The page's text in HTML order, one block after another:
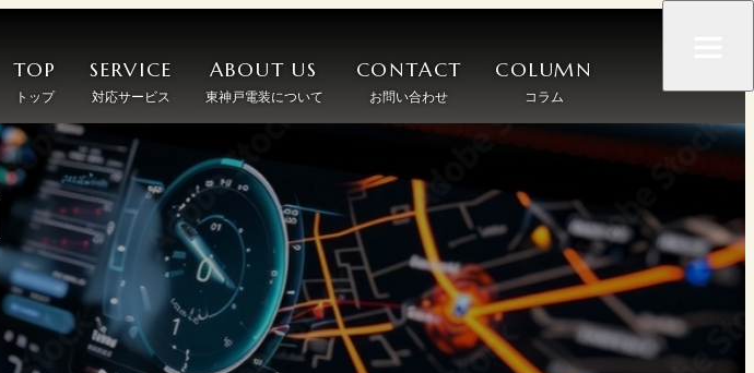
TOP
トップ
SERVICE
対応サービス
ABOUT US
東神戸電装について
CONTACT
お問い合わせ
COLUMN
コラム